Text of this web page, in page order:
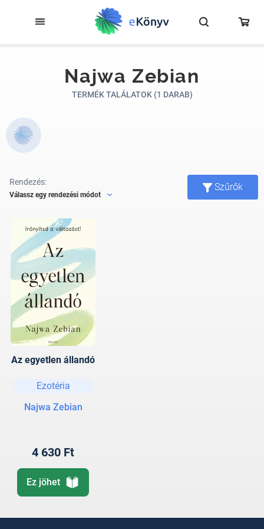
Najwa Zebian
TERMÉK TALÁLATOK (1 DARAB)
Rendezés:
Válassz egy rendezési módot
Szűrők
Az egyetlen állandó
Ezotéria
Najwa Zebian
4 630 Ft
Ez jöhet